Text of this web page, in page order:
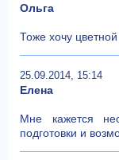
Ольга
Тоже хочу
25.09.2014, 15:14
Елена
Мне кажется
подготовки и